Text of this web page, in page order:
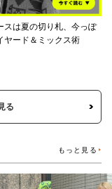
スは夏の切り札、今っぽ
ヤード＆ミックス術
る
もっと見る